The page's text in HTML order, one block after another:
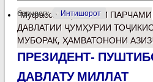
барчасп: Интишорот
Муфассалтаро РӮЗИ ПАРЧАМИ
ДАВЛАТИИ ҶУМҲУРИИ
МУБОРАК, ҲАМВАТОНОНИ
ПРЕЗИДЕНТ-
ДАВЛАТУ МИЛЛАТ